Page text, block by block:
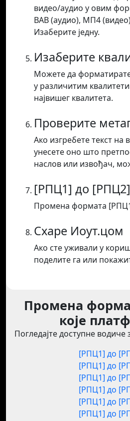
видео/аудио у овим
ВАВ (аудио), МП4
Изаберите једну.
Изаберите
Можете да
у различитим
највишег квалитета.
Проверите
Ако изгребете текст на
унесете оно што
наслов или извођач,
[РПЦ1] до [РПЦ2]
Промена формата
Схаре Иоут.цом
Ако сте уживали у
поделите га или
Промена
које
Погледајте доступне
[РПЦ1] до
[РПЦ1] до
[РПЦ1] до
[РПЦ1] до
[РПЦ1] до
[РПЦ1] до